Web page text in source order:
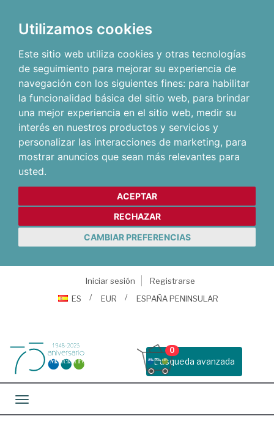
Utilizamos cookies
Este sitio web utiliza cookies y otras tecnologías
de seguimiento para mejorar su experiencia de
navegación con los siguientes fines: para habilitar
la funcionalidad básica del sitio web, para brindar
una mejor experiencia en el sitio web, medir su
interés en nuestros productos y servicios y
personalizar las interacciones de marketing, para
mostrar anuncios que sean más relevantes para
usted.
ACEPTAR
RECHAZAR
CAMBIAR PREFERENCIAS
Iniciar sesión
Registrarse
ES
EUR ESPAÑA PENINSULAR
Busqueda avanzada
0
Toggle navigation